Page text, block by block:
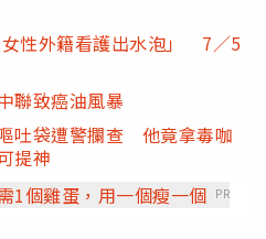
性外籍看護出水泡」 7／5
聯致癌油風暴
吐袋遭警攔查 他竟拿毒咖
提神
1個雞蛋，用一個瘦一個
PR